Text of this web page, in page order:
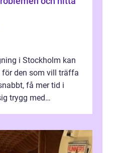
i Stockholm kan
den som vill träffa
få mer tid i
trygg med